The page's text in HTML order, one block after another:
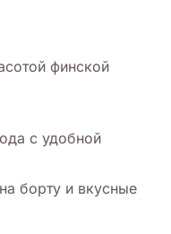
финской
с удобной
борту и вкусные